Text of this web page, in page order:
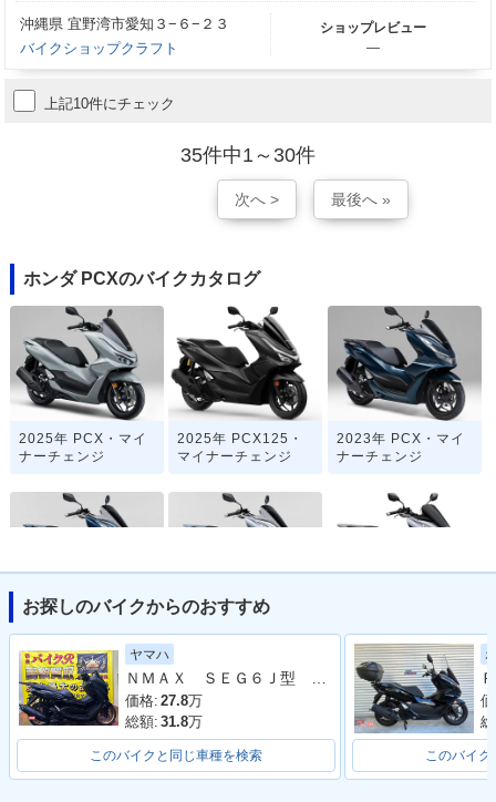
沖縄県 宜野湾市愛知３−６−２３
バイクショップクラフト
ショップレビュー
―
上記10件にチェック
35件中1～30件
次へ > 最後へ »
ホンダ PCXのバイクカタログ
2025年 PCX・マイ
ナーチェンジ
2025年 PCX125・
マイナーチェンジ
2023年 PCX・マイ
ナーチェンジ
フルモデルチェンジ
お探しのバイクからのおすすめ
ヤマハ
価格: 27.8万
総額: 31.8万
このバイクと同じ車種を検索 このバイ